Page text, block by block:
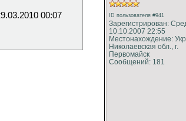
00:07
ID пользователя #941
Зарегистрирован:
10.10.2007 22:55
Местонахождение:
Николаевская обл., г.
Первомайск
Сообщений: 181